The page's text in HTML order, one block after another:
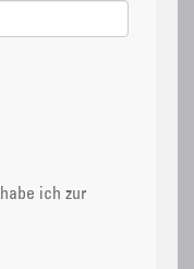
habe ich zur